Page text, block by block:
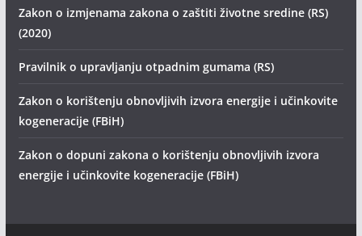
Zakon o izmjenama zakona o zaštiti životne sredine (RS)
(2020)
Pravilnik o upravljanju otpadnim gumama (RS)
Zakon o korištenju obnovljivih izvora energije i učinkovite
kogeneracije (FBiH)
Zakon o dopuni zakona o korištenju obnovljivih izvora
energije i učinkovite kogeneracije (FBiH)